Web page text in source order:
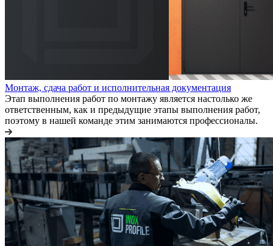
Монтаж, сдача работ и исполнительная документация
Этап выполнения работ по монтажу является настолько же
ответственным, как и предыдущие этапы выполнения работ,
поэтому в нашей команде этим занимаются профессионалы.